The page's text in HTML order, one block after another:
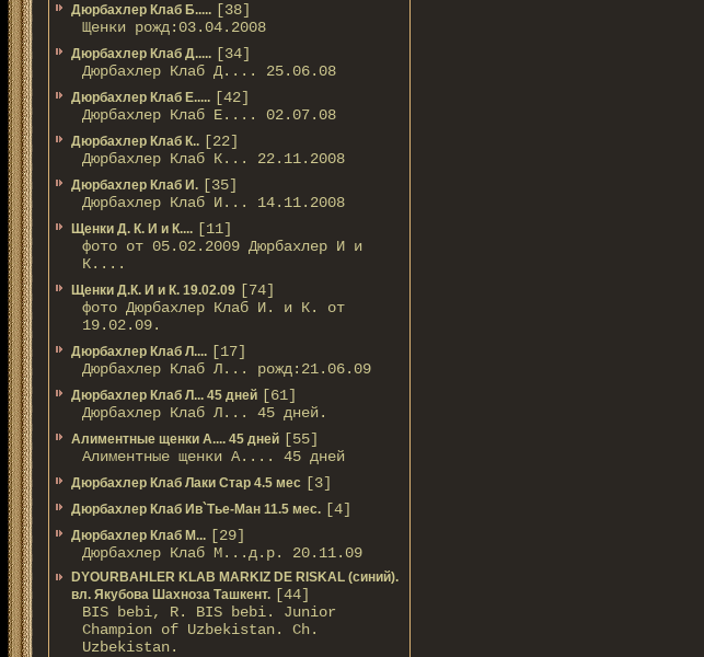
Дюрбахлер Клаб Б..... [38]
Щенки рожд:03.04.2008
Дюрбахлер Клаб Д..... [34]
Дюрбахлер Клаб Д.... 25.06.08
Дюрбахлер Клаб Е..... [42]
Дюрбахлер Клаб Е.... 02.07.08
Дюрбахлер Клаб К.. [22]
Дюрбахлер Клаб К... 22.11.2008
Дюрбахлер Клаб И. [35]
Дюрбахлер Клаб И... 14.11.2008
Щенки Д. К. И и К.... [11]
фото от 05.02.2009 Дюрбахлер И и
К....
Щенки Д.К. И и К. 19.02.09 [74]
фото Дюрбахлер Клаб И. и К. от
19.02.09.
Дюрбахлер Клаб Л.... [17]
Дюрбахлер Клаб Л... рожд:21.06.09
Дюрбахлер Клаб Л... 45 дней [61]
Дюрбахлер Клаб Л... 45 дней.
Алиментные щенки А.... 45 дней [55]
Алиментные щенки А.... 45 дней
Дюрбахлер Клаб Лаки Стар 4.5 мес [3]
Дюрбахлер Клаб Ив`Тье-Ман 11.5 мес. [4]
Дюрбахлер Клаб М... [29]
Дюрбахлер Клаб М...д.р. 20.11.09
DYOURBAHLER KLAB MARKIZ DE RISKAL (синий).
вл. Якубова Шахноза Ташкент. [44]
BIS bebi, R. BIS bebi. Junior
Champion of Uzbekistan. Ch.
Uzbekistan.